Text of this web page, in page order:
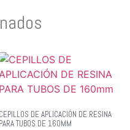
CEPILLOS DE APLICACIÓN DE RESINA
PARA TUBOS DE 160MM